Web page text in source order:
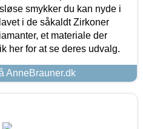
smykker du kan nyde i
i de såkaldt Zirkoner
et materiale der
her for at se deres udvalg.
AnneBrauner.dk